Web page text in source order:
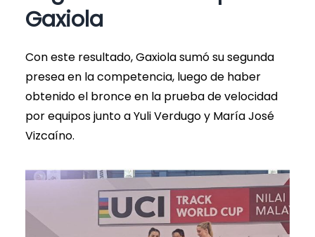
Gaxiola
Con este resultado, Gaxiola sumó su segunda
presea en la competencia, luego de haber
obtenido el bronce en la prueba de velocidad
por equipos junto a Yuli Verdugo y María José
Vizcaíno.